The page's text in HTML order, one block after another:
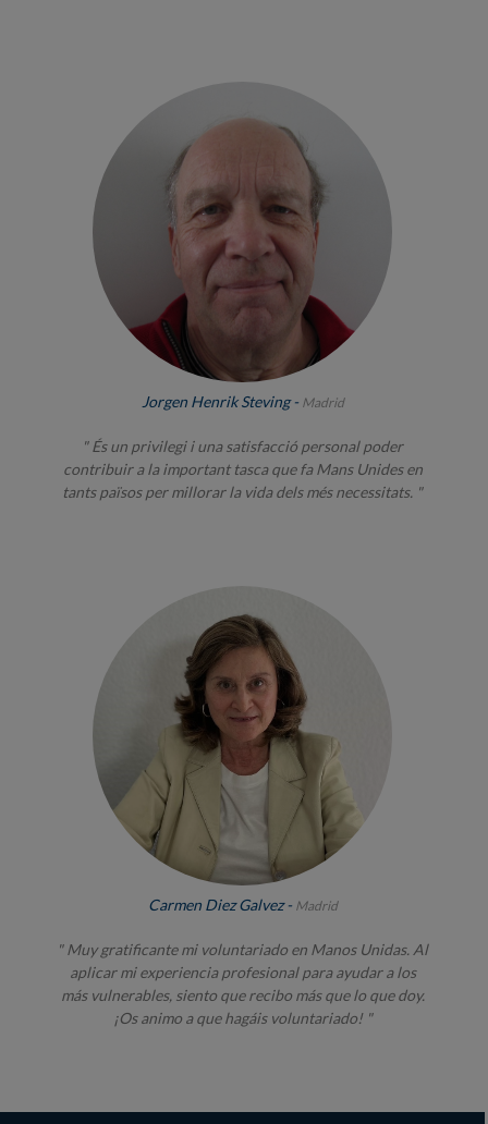
Jorgen Henrik Steving - Madrid
" És un privilegi i una satisfacció personal poder
contribuir a la important tasca que fa Mans Unides en
tants països per millorar la vida dels més necessitats. "
Carmen Diez Galvez - Madrid
" Muy gratificante mi voluntariado en Manos Unidas. Al
aplicar mi experiencia profesional para ayudar a los
más vulnerables, siento que recibo más que lo que doy.
¡Os animo a que hagáis voluntariado! "